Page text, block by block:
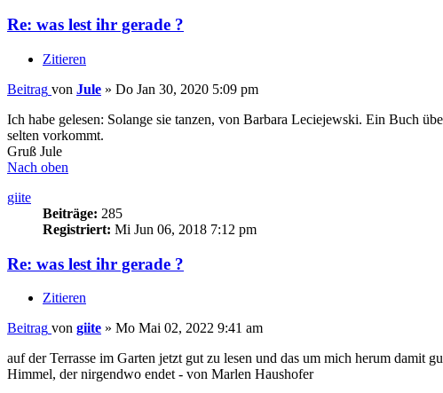
Re: was lest ihr gerade ?
Zitieren
Beitrag von Jule » Do Jan 30, 2020 5:09 pm
Ich habe gelesen: Solange sie tanzen, von Barbara Leciejewski. Ein Buch
selten vorkommt.
Gruß Jule
Nach oben
giite
Beiträge: 285
Registriert: Mi Jun 06, 2018 7:12 pm
Re: was lest ihr gerade ?
Zitieren
Beitrag von giite » Mo Mai 02, 2022 9:41 am
auf der Terrasse im Garten jetzt gut zu lesen und das um mich herum damit
Himmel, der nirgendwo endet - von Marlen Haushofer